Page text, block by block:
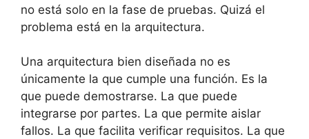
no está solo en la fase de pruebas. Quizá el
problema está en la arquitectura.
Una arquitectura bien diseñada no es
únicamente la que cumple una función. Es la
que puede demostrarse. La que puede
integrarse por partes. La que permite aislar
fallos. La que facilita verificar requisitos. La que